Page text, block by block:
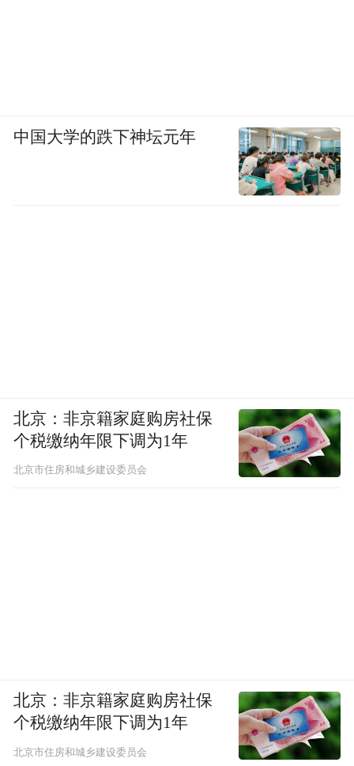
中国大学的跌下神坛元年
北京：非京籍家庭购房社保
个税缴纳年限下调为1年
北京市住房和城乡建设委员会
北京：非京籍家庭购房社保
个税缴纳年限下调为1年
北京市住房和城乡建设委员会